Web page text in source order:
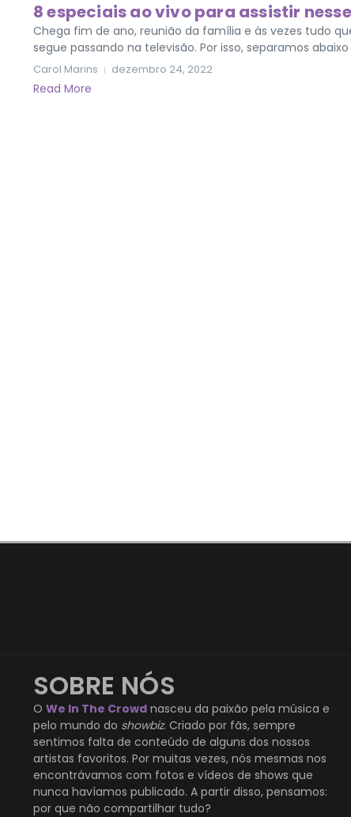
8 especiais ao vivo para assistir
Chega fim de ano, reunião da família e às vezes tudo
segue passando na televisão. Por isso, separamos
Carol Marins dezembro 24, 2022
Read More
SOBRE NÓS
O We In The Crowd nasceu da paixão pela música e
pelo mundo do showbiz. Criado por fãs, sempre
sentimos falta de conteúdo de alguns dos nossos
artistas favoritos. Por muitas vezes, nós mesmas nos
encontrávamos com fotos e vídeos de shows que
nunca havíamos publicado. A partir disso, pensamos:
por que não compartilhar tudo?